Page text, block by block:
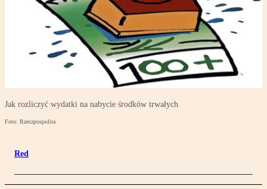
Jak rozliczyć wydatki na nabycie środków trwałych
Foto: Rzeczpospolita
Red